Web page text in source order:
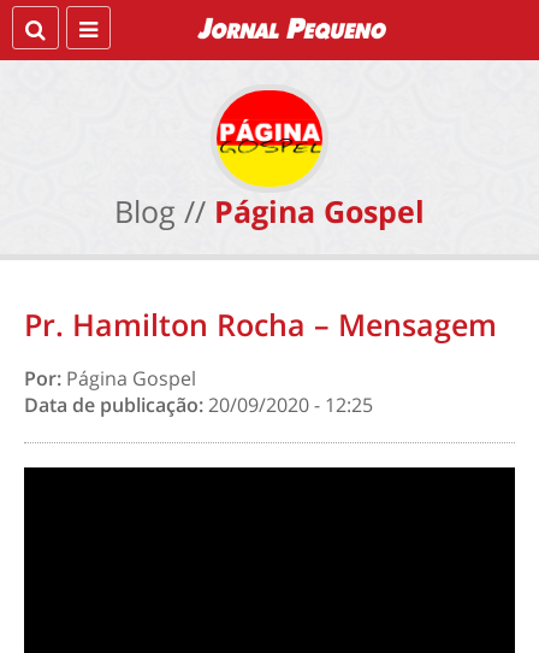
Blog // Página Gospel
Pr. Hamilton Rocha – Mensagem
Por: Página Gospel
Data de publicação:20/09/2020 - 12:25